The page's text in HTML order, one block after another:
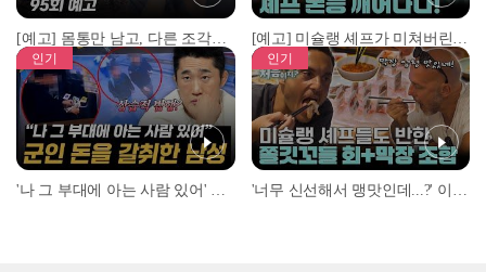
[예고] 몸통만 남고, 다른 조각은 어디에..? 시화호에서 드러난 충격적인 토막 살인사건! [예고] 미슐랭 셰프가 미쳐버린 이유! 본능이 깨어난 사건은?
인기 인기